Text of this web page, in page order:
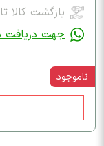
بازگشت کالا تا ۷ روز طبق شرایط مرجوعی
جهت دریافت
ناموجود